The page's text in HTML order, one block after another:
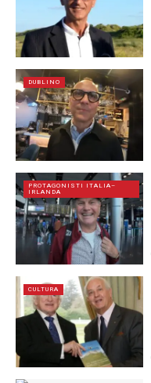
DUBLINO
PROTAGONISTI ITALIA–
IRLANDA
CULTURA